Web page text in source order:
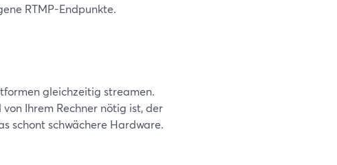
RTMP-Endpunkte.
gleichzeitig streamen.
Ihrem Rechner nötig ist, der
schont schwächere Hardware.